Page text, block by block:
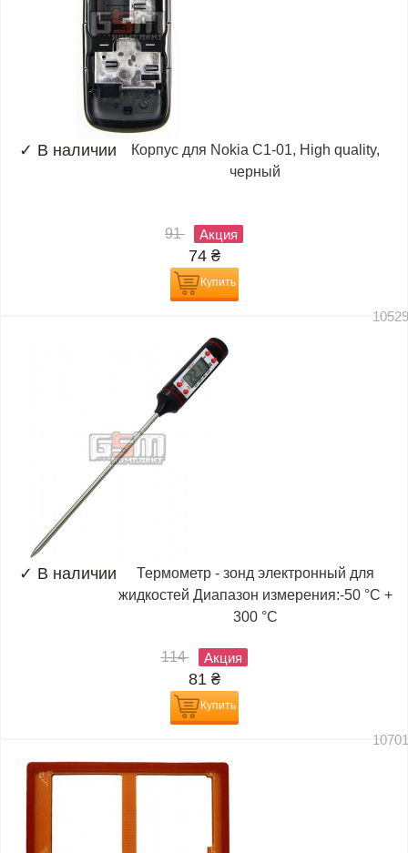
✓ В наличии
Корпус для Nokia C1-01, High quality,
черный
91 Акция
74 ₴
Купить
✓ В наличии
Термометр - зонд электронный для
жидкостей Диапазон измерения:-50 °C +
300 °C
114 Акция
81 ₴
Купить